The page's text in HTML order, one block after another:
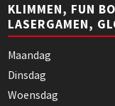
KLIMMEN, FUN
LASERGAMEN,
Maandag
Dinsdag
Woensdag